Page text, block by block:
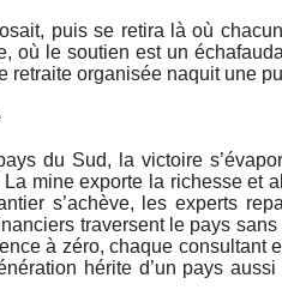
puis se retira là où
où le soutien est un
retraite organisée naquit une
du Sud, la victoire
mine exporte la richesse et
s’achève, les experts
traversent le pays
à zéro, chaque consultant
hérite d’un pays